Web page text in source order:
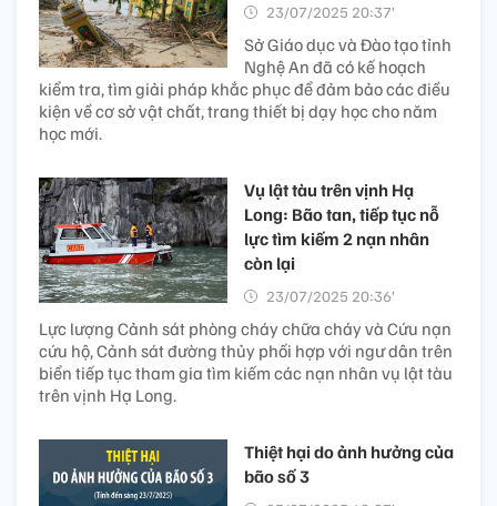
23/07/2025 20:37’
Sở Giáo dục và Đào tạo tỉnh
Nghệ An đã có kế hoạch
kiểm tra, tìm giải pháp khắc phục để đảm bảo các điều
kiện về cơ sở vật chất, trang thiết bị dạy học cho năm
học mới.
Vụ lật tàu trên vịnh Hạ
Long: Bão tan, tiếp tục nỗ
lực tìm kiếm 2 nạn nhân
còn lại
23/07/2025 20:36’
Lực lượng Cảnh sát phòng cháy chữa cháy và Cứu nạn
cứu hộ, Cảnh sát đường thủy phối hợp với ngư dân trên
biển tiếp tục tham gia tìm kiếm các nạn nhân vụ lật tàu
trên vịnh Hạ Long.
Thiệt hại do ảnh hưởng của
bão số 3